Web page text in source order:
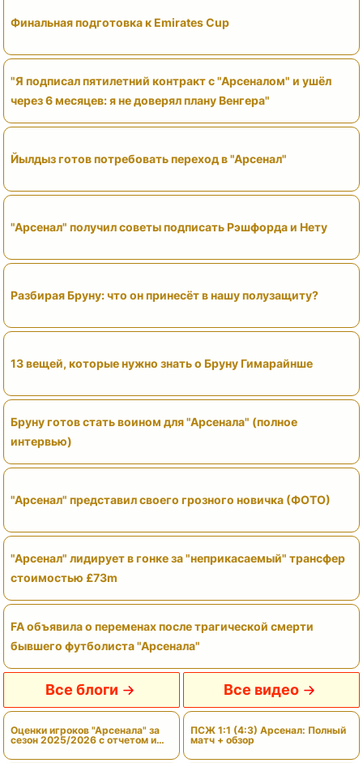
Финальная подготовка к Emirates Cup
"Я подписал пятилетний контракт с "Арсеналом" и ушёл
через 6 месяцев: я не доверял плану Венгера"
Йылдыз готов потребовать переход в "Арсенал"
"Арсенал" получил советы подписать Рэшфорда и Нету
Разбирая Бруну: что он принесёт в нашу полузащиту?
13 вещей, которые нужно знать о Бруну Гимарайнше
Бруну готов стать воином для "Арсенала" (полное
интервью)
"Арсенал" представил своего грозного новичка (ФОТО)
"Арсенал" лидирует в гонке за "неприкасаемый" трансфер
стоимостью £73m
FA объявила о переменах после трагической смерти
бывшего футболиста "Арсенала"
Все блоги
Оценки игроков "Арсенала" за
сезон 2025/2026 с отчетом и
Все видео
ПСЖ 1:1 (4:3) Арсенал: Полный
матч + обзор